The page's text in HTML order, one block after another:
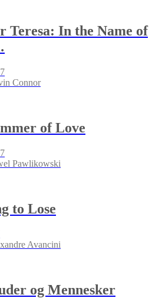
Teresa: In the Name of
Connor
of Love
Pawlikowski
to Lose
Avancini
og Mennesker